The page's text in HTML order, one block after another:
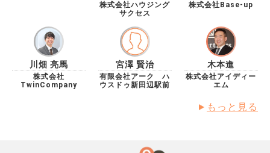
株式会社ハウジング
サクセス
株式会社Base-up
川畑 亮馬
株式会社
TwinCompany
宮澤 賢治
有限会社アーク ハ
ウスドゥ新田辺駅前
木本進
株式会社アイディー
エム
もっと見る